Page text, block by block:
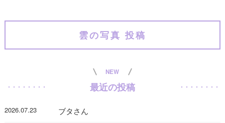
雲の写真 投稿
NEW
最近の投稿
2026.07.23 ブタさん